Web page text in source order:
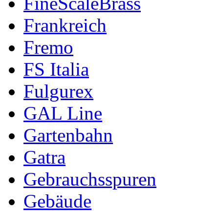
Frankreich
Fremo
FS Italia
Fulgurex
GAL Line
Gartenbahn
Gatra
Gebrauchsspuren
Gebäude